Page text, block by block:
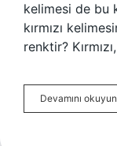
kelimesi de bu
kırmızı
renktir?
Devamını okuyun